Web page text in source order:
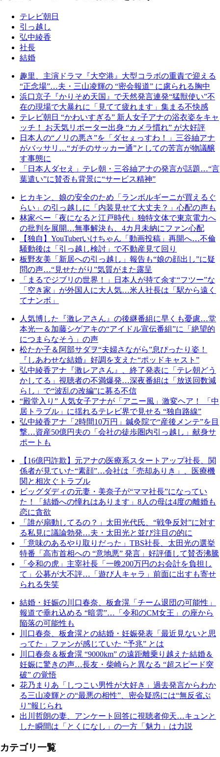
テレビ朝日
引っ越し
弘中綾香
社長
結婚
趣里、主演ドラマ『大空港』大型コラボの重責で迎える
“正念場”…夫・三山凌輝の “密会報道” に慮られる胸中
浜口京子『かりそめ天国』で天然発言連発“猛獣使い”不
在の現場で大暴れに「見てて疲れます」集まる不快感
テレビ朝日 “かわいすぎる” 新人女子アナの浴衣姿をキャ
ッチ！ お天気リポーター出身 “カメラ慣れ” が大好評
日本人の“ノリの悪さ”を「ダセぇっすわ！」三谷紬アナ
がバッサリ…“ガチのサッカー通”としての苦言が物議醸
す事態に
「日本人ダセえ」テレ朝・三谷紬アナの発言が話題…“言
葉遣い”に賛否も背景に“サービス精神”
ヒカキン、娘の安全のため「ランボルギーニが買えるぐ
らい」の引っ越しに「内装見せて大丈夫？」心配の声も
林家ペー「夜になると江戸時代」独特文体で東京電力へ
の批判を展開…無事解決も、4カ月未納にファン心配
【独自】YouTuberいけちゃん「動画投稿」再開へ…不倫
騒動後は「引っ越し検討」で不動産見て回り
板野友美「新居への引っ越し」報告も“娘の顔出し”に疑
問の声…“見せたがり”気質がまた露呈
「まるでジブリの世界！」日本人が持て余す“フツー”な
「空き家」が外国人に大人気…米人社長は「駅から遠く
てナンボ」
人気博した『激レアさん』の後継番組に早くも憂慮…堂
本光一＆加藤シゲアキの“アイドル宣伝番組”に「絶望的
につまらなそう」の声
松たか子＆阿部サダヲ“夫婦さながら”息ぴったり姿！
『しあわせな結婚』好調を支えた“ポッドキャスト”
弘中綾香アナ『激レアさん』、終了発表に「テレ朝どう
かしてる」視聴者の不満爆発…深夜番組は「放送回数減
らし」で“波乱の改編”に募る不信
“殿堂入り” 人気女子アナが「アニー風」激変ヘア！ 「中
居トラブル」に揺れるテレビ界で見せる “独自路線”
弘中綾香アナ「2時間10万円」鍼灸院で“産後メンテ”を目
撃…資産50億円夫の「会社の徒歩圏内引っ越し」献身サ
ポートも
【16億円詐欺】元アナの医療系スタートアップ社長、関
係者が見ていた“素顔”…会社は「売却ありき」、医療機
関と相次ぐトラブル
ビッグダディの元妻・美奈子が“ママ社長”になってい
た！「結婚への憧れはあります」8人の母は4度の離婚も
恋に貪欲
「誰が扇動してるの？」太田光代氏、“戦争反対”に対す
る私見に議論勃発…夫・太田光と並び注目の的に
「意味のあるやり取りだった」TBS社長、太田光の選挙
特番「高市首相への “意地悪” 発言」好評価して賛否沸騰
「令和の虎」主宰社長「一晩200万円のお会計を負担し
て」公募が大不評…「遊び人キャラ」前面に出すも寄せ
られる失笑
結婚・妊娠の川口春奈、板倉滉「チーム退団の可能性」
報道で垂れ込める “暗雲”…「令和のCM女王」の座から
陥落の可能性も
川口春奈、板倉滉との結婚・妊娠発表「最近見ないと思
ってた」ファンが感じていた “予兆” とは
川口春奈＆板倉滉 “9000km” の遠距離乗り越えた結婚＆
妊娠に驚きの声…長友・柴崎らと異なる “超スピード突
破” の覚悟
花乃まりあ「しつこい男性が大好き」過去発言からわか
る三山凌輝との“最悪の相性”、密会疑惑には“無反省ぶ
り”報じられ
出川哲朗の妻、アンケート回答に視聴者仰天…キュンと
した瞬間は「とくになし」の一方「魅力」は力説
カテゴリ一覧